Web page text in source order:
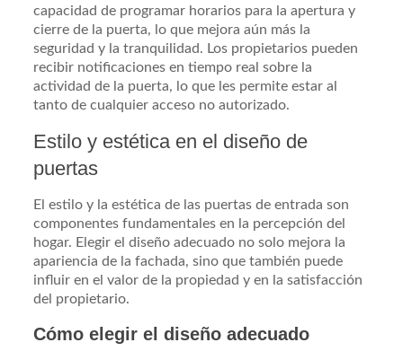
capacidad de programar horarios para la apertura y
cierre de la puerta, lo que mejora aún más la
seguridad y la tranquilidad. Los propietarios pueden
recibir notificaciones en tiempo real sobre la
actividad de la puerta, lo que les permite estar al
tanto de cualquier acceso no autorizado.
Estilo y estética en el diseño de
puertas
El estilo y la estética de las puertas de entrada son
componentes fundamentales en la percepción del
hogar. Elegir el diseño adecuado no solo mejora la
apariencia de la fachada, sino que también puede
influir en el valor de la propiedad y en la satisfacción
del propietario.
Cómo elegir el diseño adecuado